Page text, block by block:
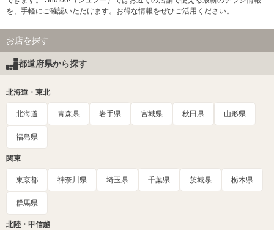
を、手軽にご確認いただけます。お得な情報をぜひご活用ください。
お店を探す
都道府県から探す
北海道・東北
北海道 青森県 岩手県 宮城県 秋田県 山形県
福島県
関東
東京都 神奈川県 埼玉県 千葉県 茨城県 栃木県
群馬県
北陸・甲信越